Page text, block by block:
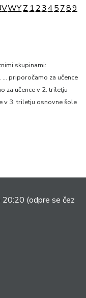
VWYZ 1 2345789
skupinami:
priporočamo za učence
za učence v 2. triletju
v 3. triletju osnovne šole
20:20 (odpre se čez